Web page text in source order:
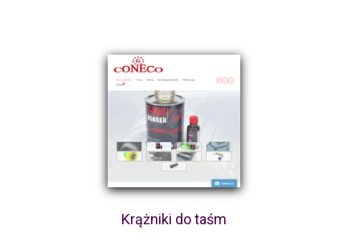
Krążniki do taśm